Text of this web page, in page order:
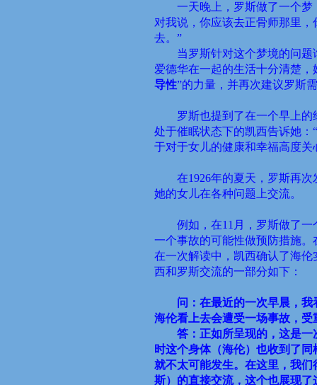
一天晚上，罗斯做了一个梦
对我说，你应该去正骨师那里
去。 ”
当罗斯针对这个梦境的问
爱德华在一起的生活十分清楚
导性”的力量，并再次建议罗斯
罗斯也提到了在一个早上
处于催眠状态下的凯西告诉她： “
于对于女儿的健康和幸福高度关
在1926年的夏天，罗斯再次
她的女儿在各种问题上交流。
例如，在11 月，罗斯做了
一个事故的可能性做预防措施
在一次解读中，凯西确认了海
西和罗斯交流的一部分如下：
问：在最近的一次早晨，
海伦看上去会遭受一场事故，
答：正如所呈现的，这是
时这个身体（海伦）也收到了
就不太可能发生。在这里，我
斯）的直接交流，这个也展现